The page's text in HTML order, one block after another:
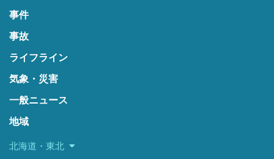
事件
事故
ライフライン
気象・災害
一般ニュース
地域
北海道・東北